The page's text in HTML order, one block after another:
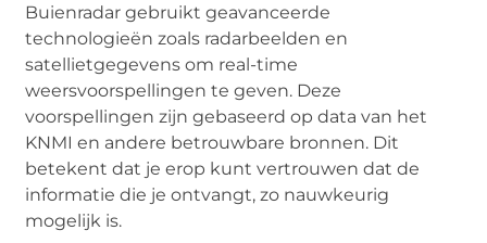
Buienradar gebruikt geavanceerde
technologieën zoals radarbeelden en
satellietgegevens om real-time
weersvoorspellingen te geven. Deze
voorspellingen zijn gebaseerd op data van het
KNMI en andere betrouwbare bronnen. Dit
betekent dat je erop kunt vertrouwen dat de
informatie die je ontvangt, zo nauwkeurig
mogelijk is.